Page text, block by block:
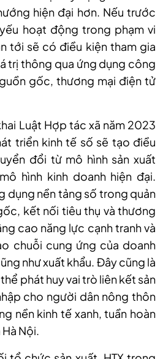
hiện đại hơn. Nếu trước
hoạt động trong phạm vi
tới sẽ có điều kiện tham gia
trị thông qua ứng dụng công
gốc, thương mại điện tử
Luật Hợp tác xã năm 2023
triển kinh tế số sẽ tạo điều
đổi từ mô hình sản xuất
hình kinh doanh hiện đại.
dụng nền tảng số trong quản
kết nối tiêu thụ và thương
cao năng lực cạnh tranh và
chuỗi cung ứng của doanh
như xuất khẩu. Đây cũng là
phát huy vai trò liên kết sản
cho người dân nông thôn
nền kinh tế xanh, tuần hoàn
Nội.